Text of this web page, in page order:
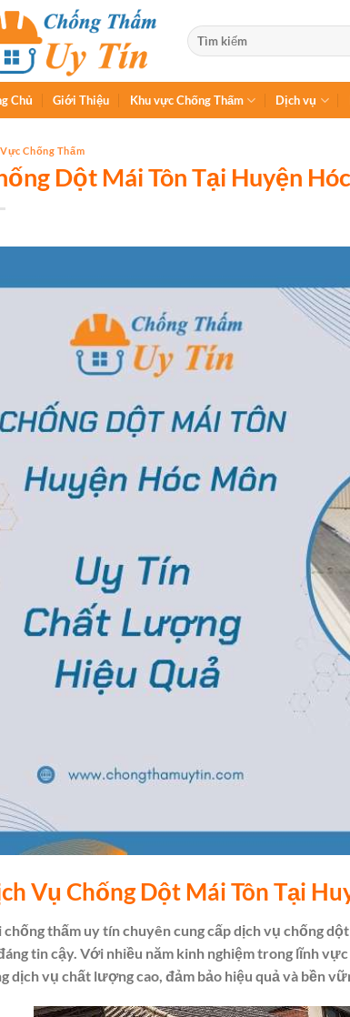
Chủ Giới Thiệu Khu vực Chống Thấm Dịch vụ
Chống Thấm
Dột Mái Tôn Tại Huyện
Vụ Chống Dột Mái Tôn Tại
thấm uy tín chuyên cung cấp dịch vụ chống
tin cậy. Với nhiều năm kinh nghiệm trong lĩnh
dịch vụ chất lượng cao, đảm bảo hiệu quả và bền